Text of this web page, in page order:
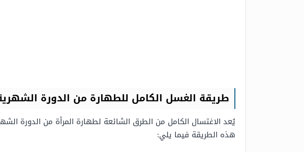
طريقة الغسل الكامل للطهارة من الدورة
يُعد الاغتسال الكامل من الطرق الشائعة لطهارة المرأة من الدورة
هذه الطريقة فيما يلي: